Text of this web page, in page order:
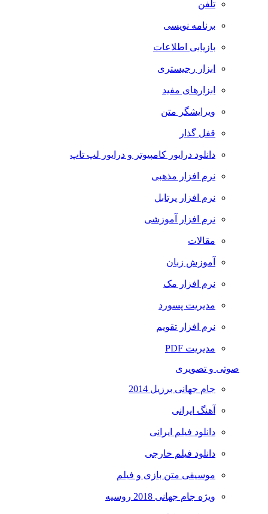
تلفن
برنامه نویسی
بازیابی اطلاعات
ابزار رجیستری
ابزارهای مفید
ویرایشگر متن
قفل گذار
دانلود درایور کامپیوتر و درایور لپ تاپ
نرم افزار مذهبی
نرم افزار پرتابل
نرم افزار آموزشی
مقالات
آموزش زبان
نرم افزار مک
مدیریت پسورد
نرم افزار تقویم
مدیریت PDF
صوتی و تصویری
جام جهانی برزیل 2014
آهنگ ایرانی
دانلود فیلم ایرانی
دانلود فیلم خارجی
موسیقی متن بازی و فیلم
ویژه جام جهانی 2018 روسیه